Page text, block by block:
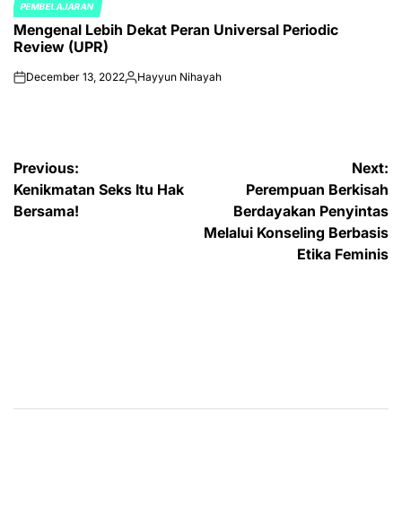
POSTED
IN
PEMBELAJARAN
Mengenal Lebih Dekat Peran Universal Periodic
Review (UPR)
onDecember 13, 2022PostedHayyun Nihayah
Post
navigation
Previous:
Kenikmatan Seks Itu Hak
Bersama!
Next:
Perempuan Berkisah
Berdayakan Penyintas
Melalui Konseling Berbasis
Etika Feminis